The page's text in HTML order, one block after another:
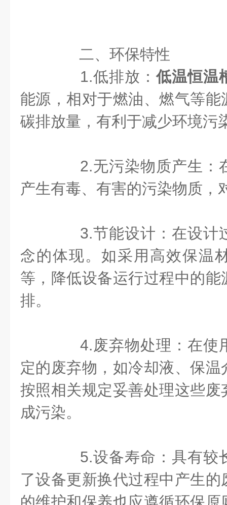
二、环保特性
1.低排放：低温恒温
能源，相对于燃油、燃气等
碳排放量，有利于减少环境污
2.无污染物质产生：
产生有毒、有害的污染物质，
3.节能设计：在设计
念的体现。如采用高效保温
等，降低设备运行过程中的
排。
4.废弃物处理：在使
定的废弃物，如冷却液、保
按照相关规定妥善处理这些
成污染。
5.设备寿命：具有较
了设备更新换代过程中产生